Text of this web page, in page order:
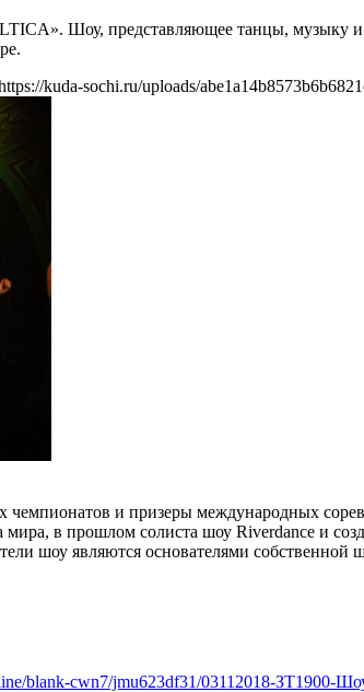
Шоу, представляющее танцы,
kuda-sochi.ru/uploads/
и призеры международных
в прошлом солиста шоу Riverdance и
шоу являются основателями собственной
blank-cwn7/jmu623df31/03112018-ЗТ1900-